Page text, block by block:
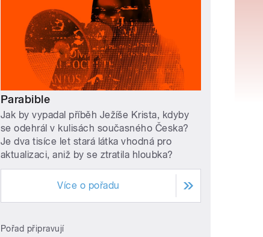
Parabible
Jak by vypadal příběh Ježíše Krista, kdyby
se odehrál v kulisách současného Česka?
Je dva tisíce let stará látka vhodná pro
aktualizaci, aniž by se ztratila hloubka?
Více o pořadu
Pořad připravují